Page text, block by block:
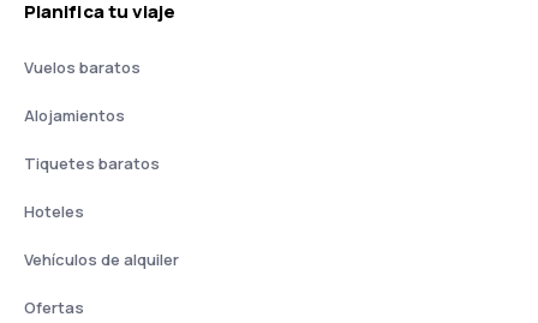
Planifica tu viaje
Vuelos baratos
Alojamientos
Tiquetes baratos
Hoteles
Vehículos de alquiler
Ofertas